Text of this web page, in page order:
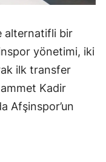
alternatifli bir
yönetimi, iki
ilk transfer
Kadir
Afşinspor’un